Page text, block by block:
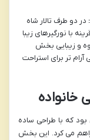
در دو طرف تالار شاه
با نورگیرهای زیبا
و زیبایی بخش
تر برای استراحت
که با طراحی ساده
می کرد. این بخش